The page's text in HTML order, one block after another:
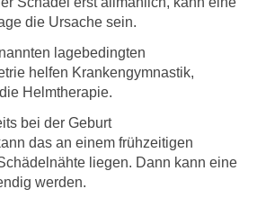
die Ursache sein.
lagebedingten
helfen Krankengymnastik,
Helmtherapie.
bei der Geburt
das an einem frühzeitigen
liegen. Dann kann eine
werden.
und